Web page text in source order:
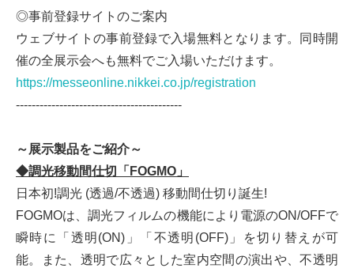
◎事前登録サイトのご案内
ウェブサイトの事前登録で入場無料となります。同時開
催の全展示会へも無料でご入場いただけます。
https://messeonline.nikkei.co.jp/registration
------------------------------------------
～展示製品をご紹介～
◆調光移動間仕切「FOGMO」
日本初!調光 (透過/不透過) 移動間仕切り誕生!
FOGMOは、調光フィルムの機能により電源のON/OFFで
瞬時に「透明(ON)」「不透明(OFF)」を切り替えが可
能。また、透明で広々とした室内空間の演出や、不透明